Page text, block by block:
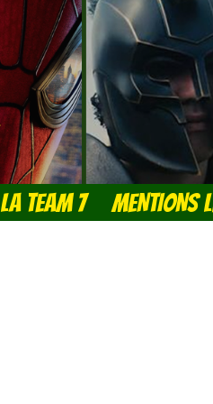
LA TEAM 7 MENTIONS